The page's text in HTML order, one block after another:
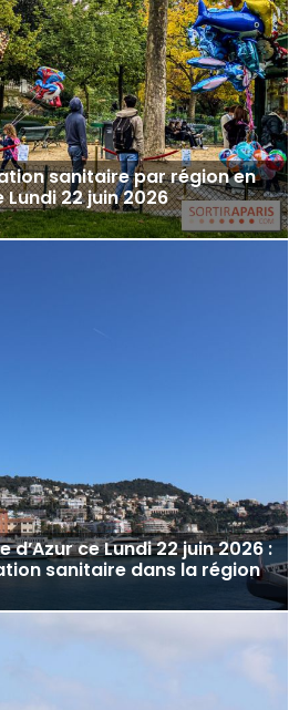
sanitaire par région en
Lundi 22 juin 2026
ce Lundi 22 juin 2026 :
sanitaire dans la région